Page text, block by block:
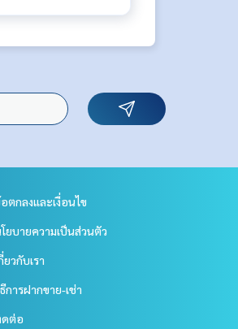
ตกลงและเงื่อนไข
ยบายความเป็นส่วนตัว
ยวกับเรา
การฝากขาย-เช่า
ต่อ